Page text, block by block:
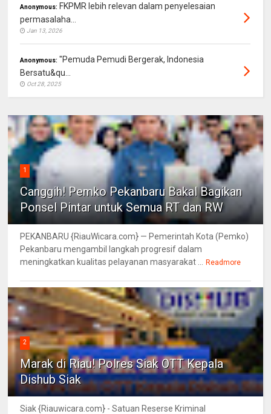
Anonymous: FKPMR lebih relevan dalam penyelesaian
permasalaha...
Jan 13, 2026
Anonymous: "Pemuda Pemudi Bergerak, Indonesia
Bersatu&qu...
Oct 28, 2025
1
Canggih! Pemko Pekanbaru Bakal Bagikan
Ponsel Pintar untuk Semua RT dan RW
PEKANBARU {RiauWicara.com} — Pemerintah Kota (Pemko)
Pekanbaru mengambil langkah progresif dalam
meningkatkan kualitas pelayanan masyarakat ...
Readmore
2
Marak di Riau! Polres Siak OTT Kepala
Dishub Siak
Siak {Riauwicara.com} - Satuan Reserse Kriminal